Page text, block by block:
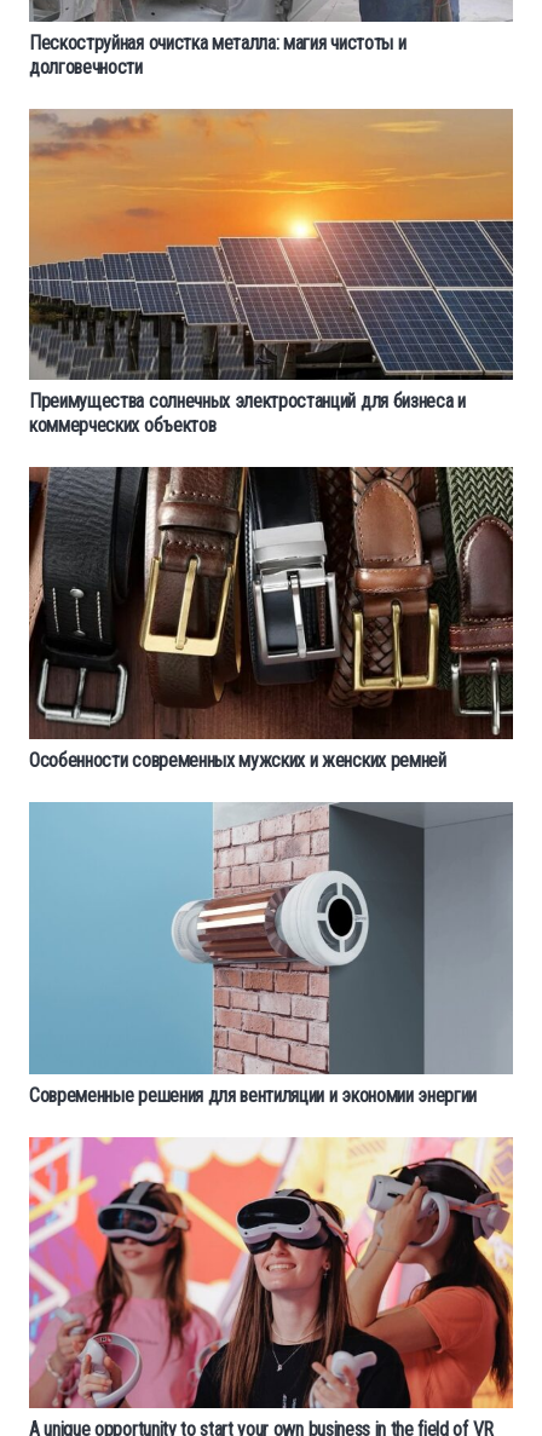
Пескоструйная очистка металла: магия чистоты и
долговечности
Преимущества солнечных электростанций для бизнеса и
коммерческих объектов
Особенности современных мужских и женских ремней
Современные решения для вентиляции и экономии энергии
A unique opportunity to start your own business in the field of VR